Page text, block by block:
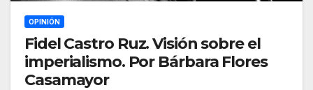
OPINIÓN
Fidel Castro Ruz. Visión sobre el
imperialismo. Por Bárbara Flores
Casamayor